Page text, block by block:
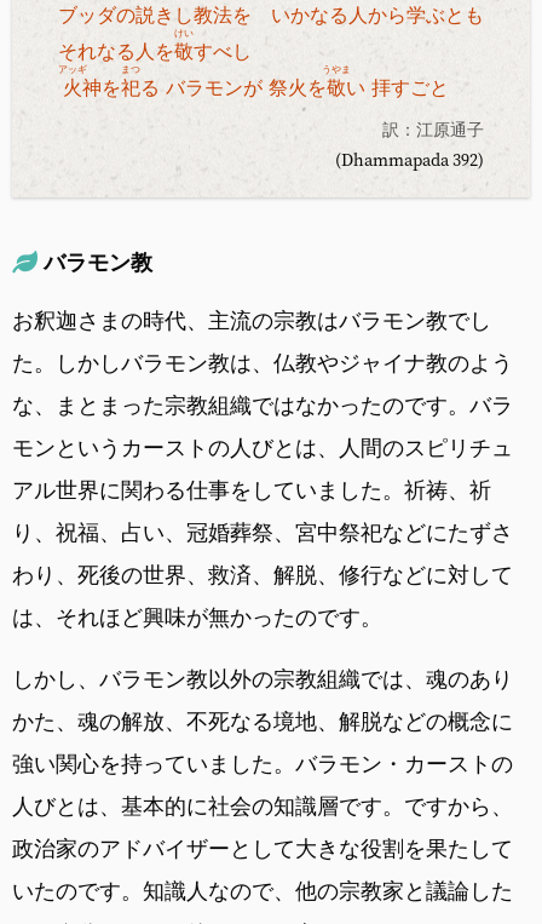
ブッダの説きし教法を いかなる人から学ぶとも
それなる人を敬
けい
すべし
火
アッギ
神を祀
まつ
る バラモンが 祭火を敬
うやま
い 拝すごと
訳：江原通子
(Dhammapada 392)
バラモン教
お釈迦さまの時代、主流の宗教はバラモン教でし
た。しかしバラモン教は、仏教やジャイナ教のよう
な、まとまった宗教組織ではなかったのです。バラ
モンというカーストの人びとは、人間のスピリチュ
アル世界に関わる仕事をしていました。祈祷、祈
り、祝福、占い、冠婚葬祭、宮中祭祀などにたずさ
わり、死後の世界、救済、解脱、修行などに対して
は、それほど興味が無かったのです。
しかし、バラモン教以外の宗教組織では、魂のあり
かた、魂の解放、不死なる境地、解脱などの概念に
強い関心を持っていました。バラモン・カーストの
人びとは、基本的に社会の知識層です。ですから、
政治家のアドバイザーとして大きな役割を果たして
いたのです。知識人なので、他の宗教家と議論した